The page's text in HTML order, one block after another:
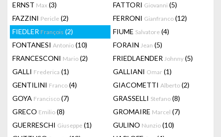
ERNST Max (3) FATTORI Giovanni (5)
FAZZINI Pericle (2) FERRONI Gianfranco (12)
FIEDLER François (2) FIUME Salvatore (4)
FONTANESI Antonio (10) FORAIN Jean (5)
FRANCESCONI Mario (2) FRIEDLAENDER Johnny (5)
GALLI Frederica (1) GALLIANI Omar (1)
GENTILINI Franco (4) GIACOMETTI Alberto (2)
GOYA Francisco (7) GRASSELLI Stefano (8)
GRECO Emilio (8) GROMAIRE Marcel (7)
GUERRESCHI Giuseppe (1) GULINO Nunzio (10)